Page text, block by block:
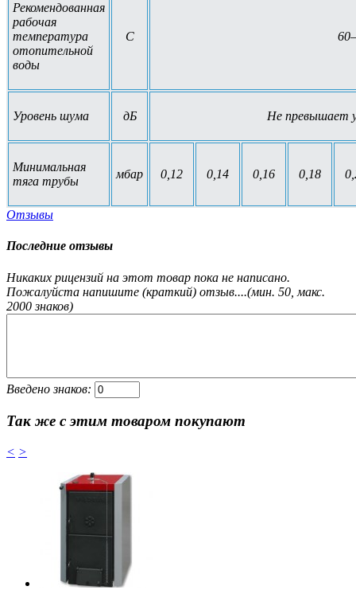
Рекомендованная
рабочая
температура
отопительной
воды
С
Уровень шума дБ Не превышает
Минимальная
тяга трубы
мбар 0,12 0,14 0,16 0,18
Отзывы
Последние отзывы
Никаких рицензий на этот товар пока не написано.
Пожалуйста напишите (краткий) отзыв....(мин. 50, макс.
2000 знаков)
Введено знаков:
Так же с этим товаром покупают
< >